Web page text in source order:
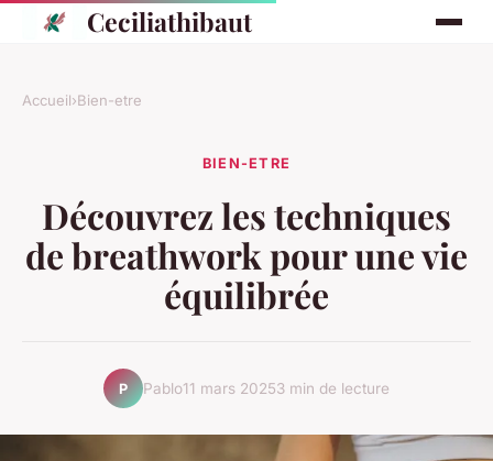
Ceciliathibaut
Accueil›Bien-etre
BIEN-ETRE
Découvrez les techniques
de breathwork pour une vie
équilibrée
P Pablo11 mars 20253 min de lecture